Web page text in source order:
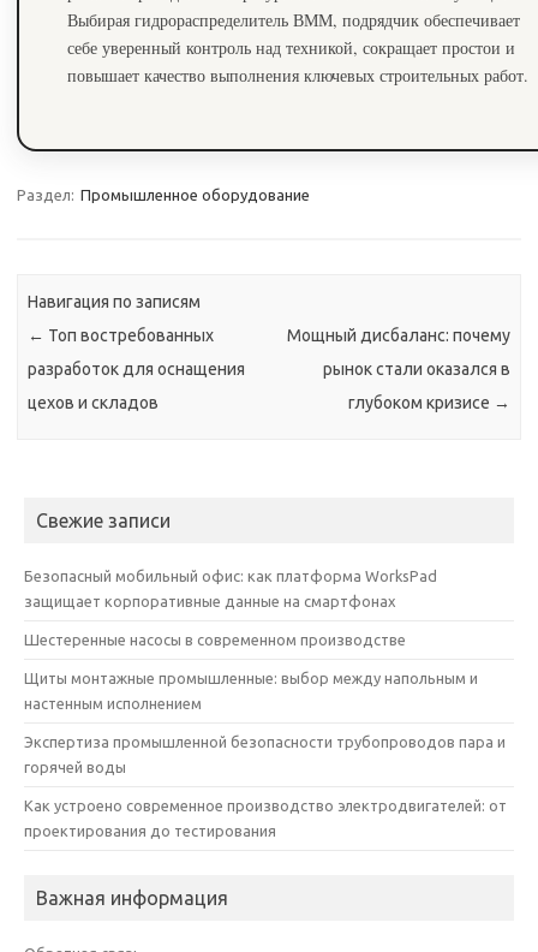
Выбирая гидрораспределитель ВММ, подрядчик обеспечивает
себе уверенный контроль над техникой, сокращает простои и
повышает качество выполнения ключевых строительных работ.
Раздел: Промышленное оборудование
Навигация по записям
← Топ востребованных
разработок для оснащения
цехов и складов
Мощный дисбаланс: почему
рынок стали оказался в
глубоком кризисе →
Свежие записи
Безопасный мобильный офис: как платформа WorksPad
защищает корпоративные данные на смартфонах
Шестеренные насосы в современном производстве
Щиты монтажные промышленные: выбор между напольным и
настенным исполнением
Экспертиза промышленной безопасности трубопроводов пара и
горячей воды
Как устроено современное производство электродвигателей: от
проектирования до тестирования
Важная информация